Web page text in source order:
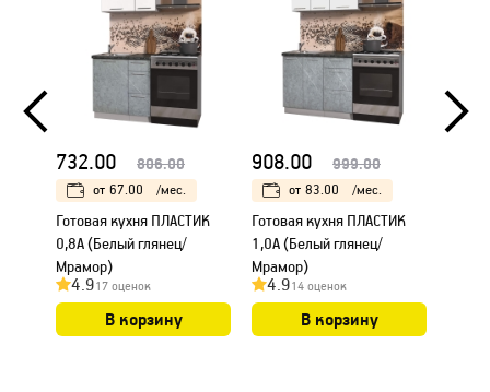
732.00 806.00
от 67.00 /мес.
Готовая кухня ПЛАСТИК
0,8А (Белый глянец/
Мрамор)
4.917 оценок
В корзину
908.00 999.00
от 83.00 /мес.
Готовая кухня ПЛАСТИК
1,0А (Белый глянец/
Мрамор)
4.914 оценок
В корзину